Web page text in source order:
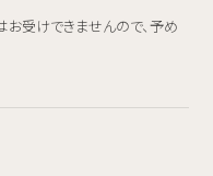
お受けできませんので、予め